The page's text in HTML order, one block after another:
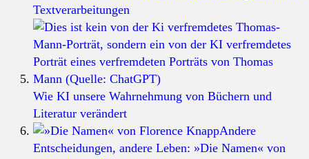
Textverarbeitungen
Wie KI unsere Wahrnehmung von Büchern und
Literatur verändert
Andere
Entscheidungen, andere Leben: »Die Namen« von